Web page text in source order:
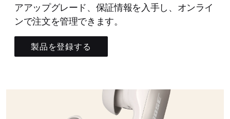
アアップグレード、保証情報を入手し、オンライ
ンで注文を管理できます。
製品を登録する